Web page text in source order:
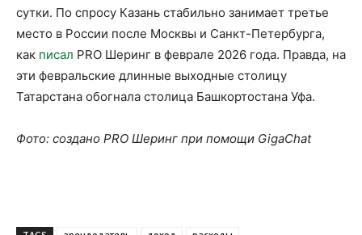
сутки. По спросу Казань стабильно занимает третье
место в России после Москвы и Санкт-Петербурга,
как писал PRO Шеринг в феврале 2026 года. Правда, на
эти февральские длинные выходные столицу
Татарстана обогнала столица Башкортостана Уфа.
Фото: создано PRO Шеринг при помощи GigaChat